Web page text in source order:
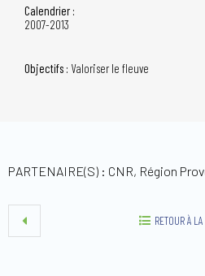
Calendrier :
2007-2013
Objectifs : Valoriser le fleuve
PARTENAIRE(S) : CNR, Région
RETOUR À